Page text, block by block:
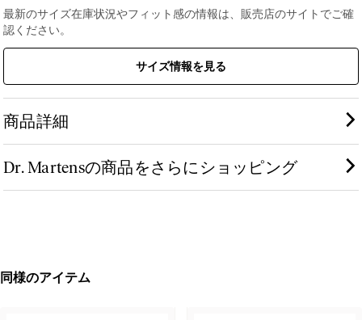
最新のサイズ在庫状況やフィット感の情報は、販売店のサイトでご確
認ください。
サイズ情報を見る
商品詳細
Dr. Martensの商品をさらにショッピング
同様のアイテム